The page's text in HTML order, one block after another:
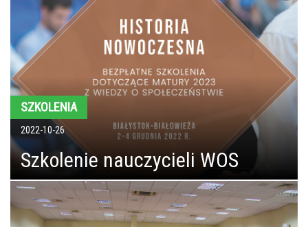
SZKOLENIA
2022-10-26
Szkolenie nauczycieli WOS